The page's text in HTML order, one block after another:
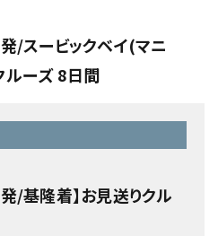
/スービックベイ(マニ
ルーズ 8日間
/基隆着】お見送りクル